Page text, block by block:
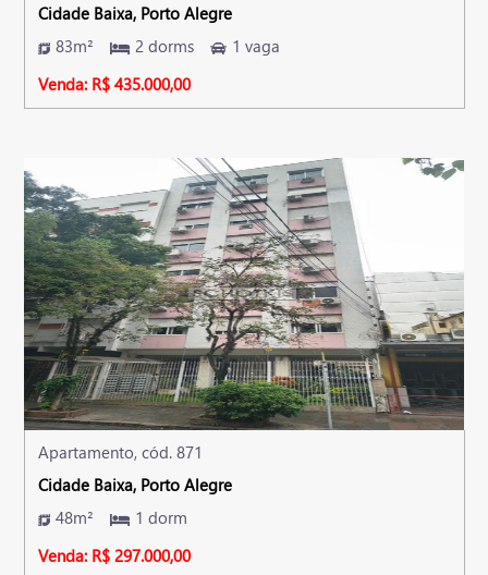
Cidade Baixa, Porto Alegre
83m²
2 dorms
1 vaga
Venda: R$ 435.000,00
Apartamento, cód. 871
Cidade Baixa, Porto Alegre
48m²
1 dorm
Venda: R$ 297.000,00